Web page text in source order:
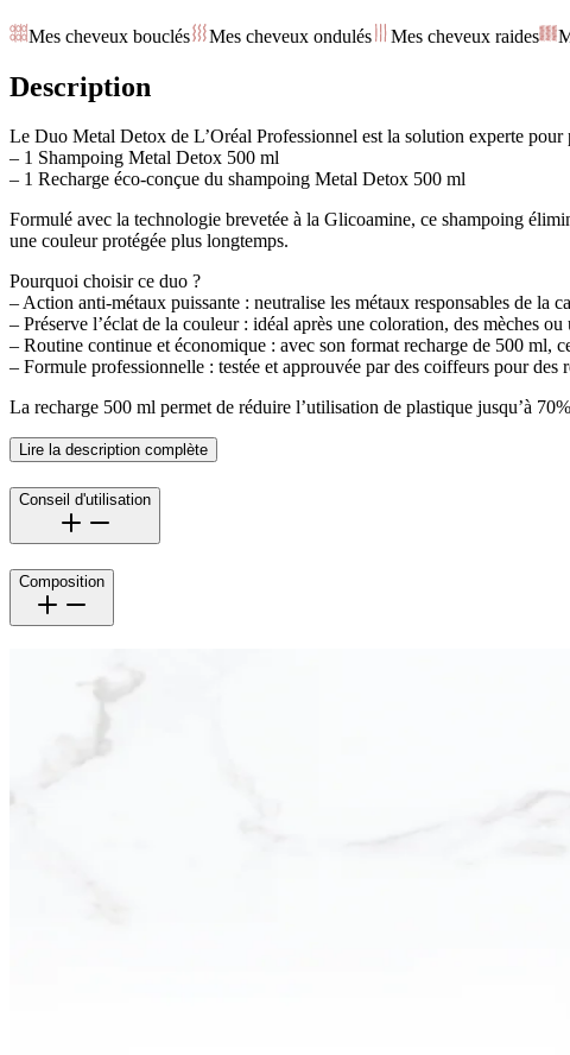
Mes cheveux bouclés Mes cheveux ondulés Mes cheveux raides
Description
Le Duo Metal Detox de L’Oréal Professionnel est la solution experte
– 1 Shampoing Metal Detox 500 ml
– 1 Recharge éco-conçue du shampoing Metal Detox 500 ml
Formulé avec la technologie brevetée à la Glicoamine, ce shampoing
une couleur protégée plus longtemps.
Pourquoi choisir ce duo ?
– Action anti-métaux puissante : neutralise les métaux responsables de la
– Préserve l’éclat de la couleur : idéal après une coloration, des mèches
– Routine continue et économique : avec son format recharge de 500 ml,
– Formule professionnelle : testée et approuvée par des coiffeurs pour des
La recharge 500 ml permet de réduire l’utilisation de plastique jusqu’à
Lire la description complète
Conseil d'utilisation
Composition